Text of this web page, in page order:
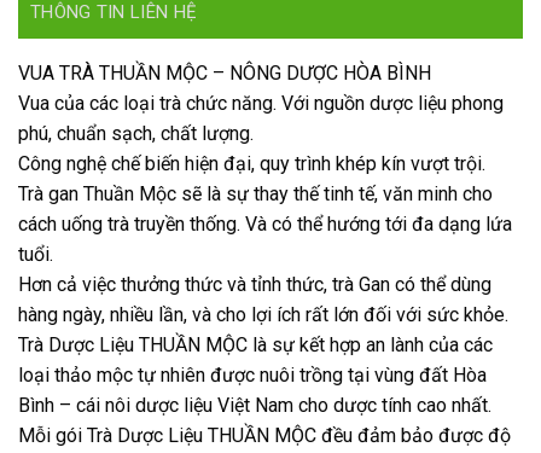
THÔNG TIN LIÊN HỆ
VUA TRÀ THUẦN MỘC – NÔNG DƯỢC HÒA BÌNH
Vua của các loại trà chức năng. Với nguồn dược liệu phong
phú, chuẩn sạch, chất lượng.
Công nghệ chế biến hiện đại, quy trình khép kín vượt trội.
Trà gan Thuần Mộc sẽ là sự thay thế tinh tế, văn minh cho
cách uống trà truyền thống. Và có thể hướng tới đa dạng lứa
tuổi.
Hơn cả việc thưởng thức và tỉnh thức, trà Gan có thể dùng
hàng ngày, nhiều lần, và cho lợi ích rất lớn đối với sức khỏe.
Trà Dược Liệu THUẦN MỘC là sự kết hợp an lành của các
loại thảo mộc tự nhiên được nuôi trồng tại vùng đất Hòa
Bình – cái nôi dược liệu Việt Nam cho dược tính cao nhất.
Mỗi gói Trà Dược Liệu THUẦN MỘC đều đảm bảo được độ